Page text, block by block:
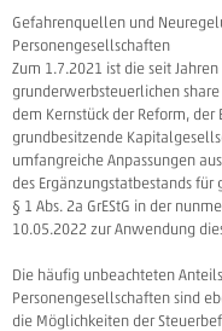
Gefahrenquellen und
Personengesellschaften
Zum 1.7.2021 ist die seit
grunderwerbsteuerlichen
dem Kernstück der Reform,
grundbesitzende
umfangreiche Anpassungen
des Ergänzungstatbestands
§ 1 Abs. 2a GrEStG in der
10.05.2022 zur Anwendung
Die häufig unbeachteten
Personengesellschaften sind
die Möglichkeiten der